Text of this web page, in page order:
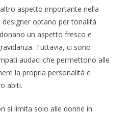
aspetto importante nella
optano per tonalità
un aspetto fresco e
Tuttavia, ci sono
audaci che permettono alle
la propria personalità e
abiti.
si limita solo alle donne in